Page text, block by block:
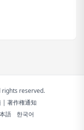
rights reserved.
| 著作権通知
語 한국어